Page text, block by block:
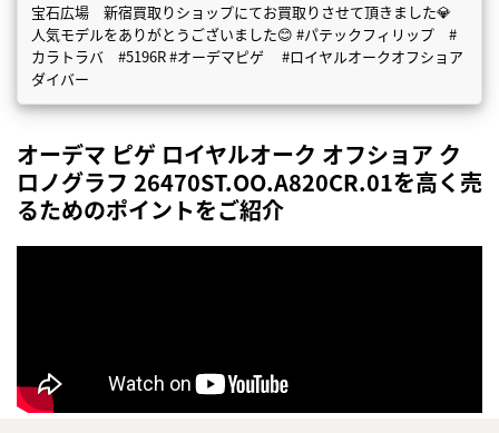
宝石広場 新宿買取りショップにてお買取りさせて頂きました💎
人気モデルをありがとうございました😊 #パテックフィリップ #
カラトラバ #5196R #オーデマピゲ #ロイヤルオークオフショア
ダイバー
オーデマ ピゲ ロイヤルオーク オフショア ク
ロノグラフ 26470ST.OO.A820CR.01を高く売
るためのポイントをご紹介